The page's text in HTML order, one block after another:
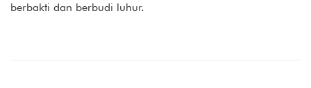
berbakti dan berbudi luhur.